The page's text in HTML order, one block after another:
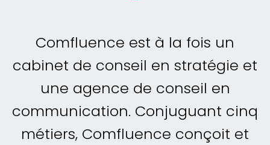
Comfluence est à la fois un
cabinet de conseil en stratégie et
une agence de conseil en
communication. Conjuguant cinq
métiers, Comfluence conçoit et